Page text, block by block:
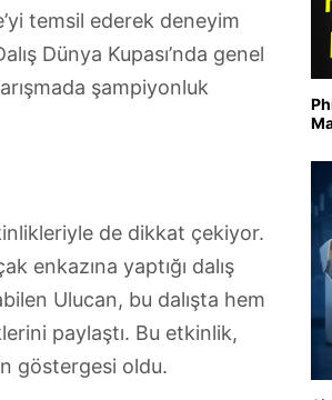
temsil ederek deneyim
Dünya Kupası’nda genel
şampiyonluk
de dikkat çekiyor.
enkazına yaptığı dalış
Ulucan, bu dalışta hem
paylaştı. Bu etkinlik,
göstergesi oldu.